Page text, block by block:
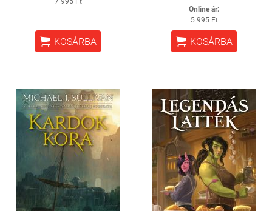
 KOSÁRBA
Online ár:
5 995 Ft
 KOSÁRBA